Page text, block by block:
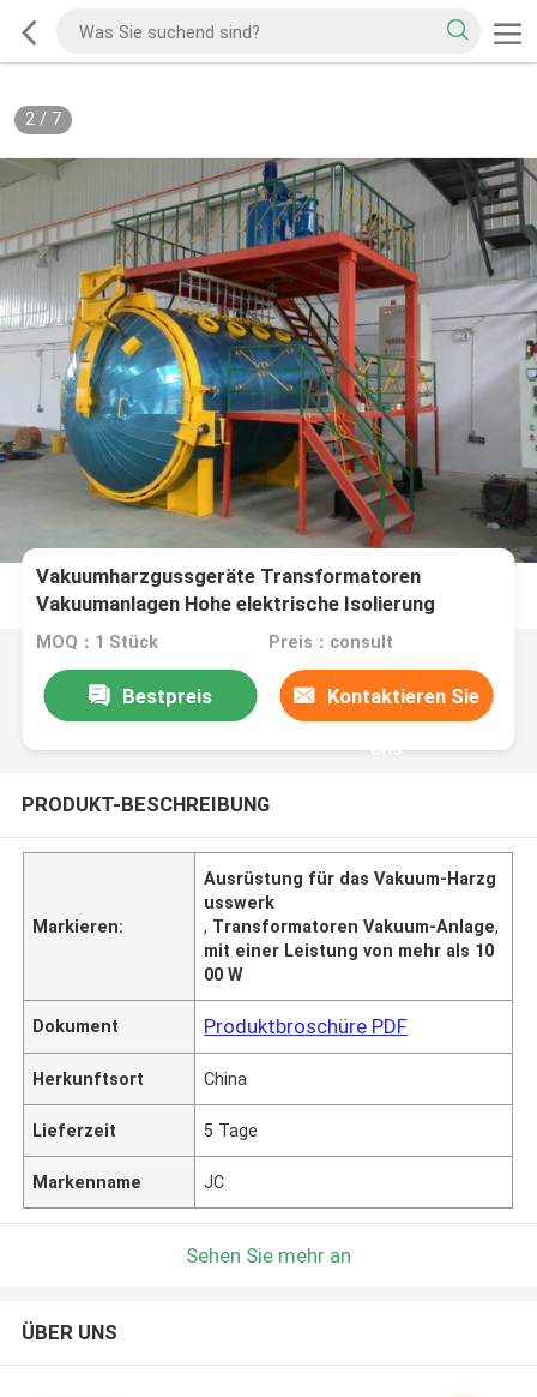
2/ 7
Vakuumharzgussgeräte Transformatoren
Vakuumanlagen Hohe elektrische Isolierung
MOQ：1 Stück Preis：consult
Bestpreis Kontaktieren Sie
uns
PRODUKT-BESCHREIBUNG
Markieren:
Ausrüstung für das Vakuum-Harzg
usswerk
, Transformatoren Vakuum-Anlage,
mit einer Leistung von mehr als 10
00 W
Dokument Produktbroschüre PDF
Herkunftsort China
Lieferzeit 5 Tage
Markenname JC
Sehen Sie mehr an
ÜBER UNS